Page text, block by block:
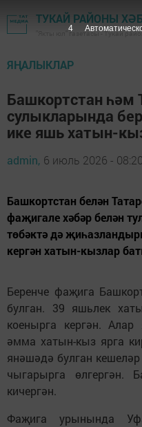
ТУКАЙ РАЙОНЫ
"Якты юл" газетасы - Тукай
ЯҢАЛЫКЛАР
Башкортстан һәм
сулыкларында
ике яшь хатын-
admin, 6 июль 2026 - 08:20
Башкортстан белән
фаҗигале хәбәр белән
төбәктә дә
кергән хатын-кызлар
Беренче фаҗига
булган. 39 яшьлек
коенырга кергән. Алар
әмма хатын-кыз ярга
янәшәдә булган
чыгарырга
кичергән.
Фаҗига урынында
2